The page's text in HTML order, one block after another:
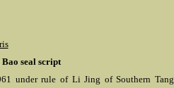
seal script
under rule of Li Jing of Southern Tang